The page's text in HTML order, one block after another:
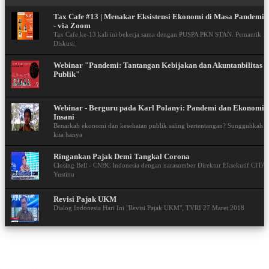
Tax Cafe #13 | Menakar Eksistensi Ekonomi di Masa Pandemi
- via Zoom
Tax Cafe ke-13 kali ini bekerja sama dengan PUSPA PKN STAN. Pemantik
Diskusi:
Webinar "Pandemi: Tantangan Kebijakan dan Akuntanbilitas
Publik"
Webinar - Berguru pada Karl Polanyi: Pandemi dan Ekonomi
Insani
Benarkah ekonomi dan kesehatan publik saling bertentangan? Sungguhkah
kita hanya
Ringankan Pajak Demi Tangkal Corona
Closing Bell - CNBC Indonesia dengan narasumber Direktur Eksekutif CITA
Yustinu
Revisi Pajak UKM
Dialog Indonesia Hari Ini "Revisi Pajak UKM", TVRI 27 Maret 2018